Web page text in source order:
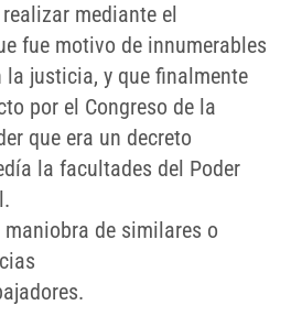
mediante el
fue motivo de innumerables
la justicia, y que finalmente
por el Congreso de la
que era un decreto
la facultades del Poder
de similares o